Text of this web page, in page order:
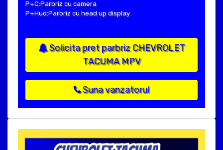
P+C:Parbriz cu camera
P+Hud:Parbriz cu head up display
Solicita pret parbriz CHEVROLET
TACUMA MPV
Suna vanzatorul